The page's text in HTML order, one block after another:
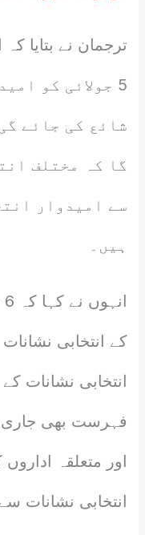
ترجمان نے بتایا
5 جولائی کو
شائع کی جائے
گا کہ مختلف
سے امیدوار
ہیں۔
کے انتخابی
انتخابی نشانات
فہرست بھی جاری
اور متعلقہ
انتخابی نشانات